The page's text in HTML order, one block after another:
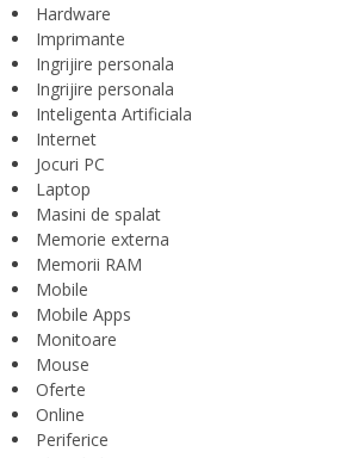
Hardware
Imprimante
Ingrijire personala
Ingrijire personala
Inteligenta Artificiala
Internet
Jocuri PC
Laptop
Masini de spalat
Memorie externa
Memorii RAM
Mobile
Mobile Apps
Monitoare
Mouse
Oferte
Online
Periferice